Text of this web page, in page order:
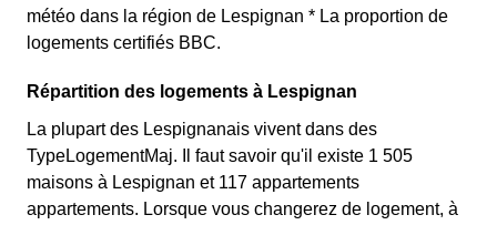
météo dans la région de Lespignan * La proportion de
logements certifiés BBC.
Répartition des logements à Lespignan
La plupart des Lespignanais vivent dans des
TypeLogementMaj. Il faut savoir qu'il existe 1 505
maisons à Lespignan et 117 appartements
appartements. Lorsque vous changerez de logement, à